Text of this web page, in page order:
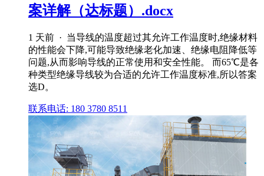
案详解（达标题）.docx
1 天前 · 当导线的温度超过其允许工作温度时,绝缘材料
的性能会下降,可能导致绝缘老化加速、绝缘电阻降低等
问题,从而影响导线的正常使用和安全性能。 而65℃是各
种类型绝缘导线较为合适的允许工作温度标准,所以答案
选D。
联系电话: 180 3780 8511